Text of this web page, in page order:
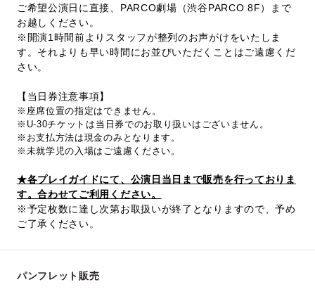
ご希望公演日に直接、PARCO劇場（渋谷PARCO 8F）まで
お越しください。
※開演1時間前よりスタッフが整列のお声がけをいたしま
す。それよりも早い時間にお並びいただくことはご遠慮くだ
さい。
【当日券注意事項】
※座席位置の指定はできません。
※U-30チケットは当日券でのお取り扱いはございません。
※お支払方法は現金のみとなります。
※未就学児の入場はご遠慮ください。
★各プレイガイドにて、公演日当日まで販売を行っておりま
す。合わせてご利用ください。
※予定枚数に達し次第お取扱いが終了となりますので、予め
ご了承ください。
パンフレット販売